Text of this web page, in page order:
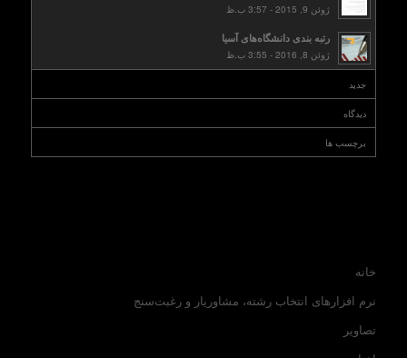
ژوئن 9, 2015 - 3:57 ب.ظ
رتبه بندی دانشگاه‌های آسیا
ژوئن 8, 2016 - 3:55 ب.ظ
جدید
دیدگاه
برچسب ها
خانه
نرم افزارهای انتخاب رشته، مشاوریار و رغبت‌سنج
تصاویر